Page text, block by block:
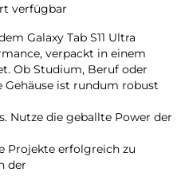
verfügbar
Galaxy Tab S11 Ultra
verpackt in einem
Ob Studium, Beruf oder
Gehäuse ist rundum robust
Nutze die geballte Power der
Projekte erfolgreich zu
der